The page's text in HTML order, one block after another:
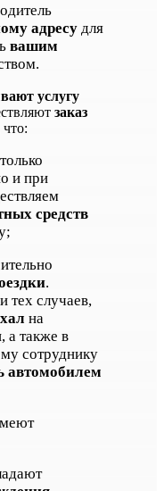
адресудля
вашим
услугу
заказ
и при
средств
.
тех случаев,
на
а также в
сотруднику
автомобилем